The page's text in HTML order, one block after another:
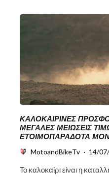
ΚΑΛΟΚΑΙΡΙΝΈΣ
ΜΕΓΆΛΕΣ ΜΕΙΏΣΕΙΣ
ΕΤΟΙΜΟΠΑΡΆΔΟΤΑ
MotoandBikeTv · 14/
Το καλοκαίρι είναι η